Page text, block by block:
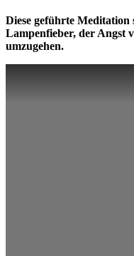
Diese geführte
Lampenfieber, der Angst
umzugehen.